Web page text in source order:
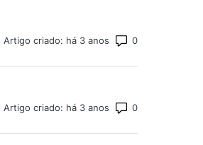
Artigo criado: há 3 anos Número total
Artigo criado: há 3 anos Número total